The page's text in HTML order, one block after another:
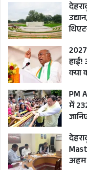
क्या
PM
में